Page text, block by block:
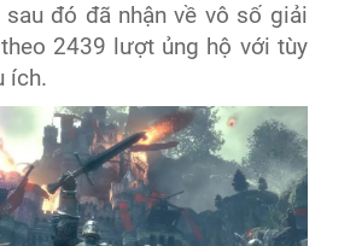
sau đó đã nhận về vô số giải
2439 lượt ủng hộ với tùy
ích.